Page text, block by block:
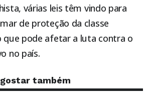
várias leis têm vindo para
de proteção da classe
que pode afetar a luta contra o
no país.
também